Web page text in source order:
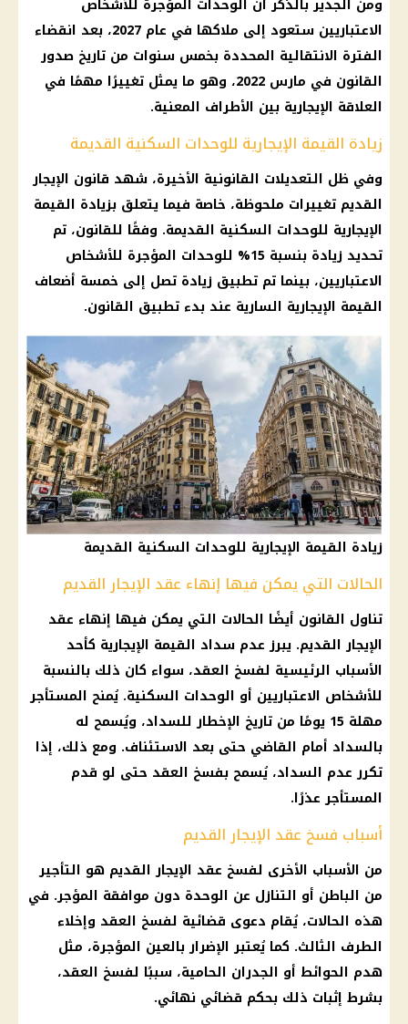
ومن الجدير بالذكر أن الوحدات المؤجرة للأشخاص
الاعتباريين ستعود إلى ملاكها في عام 2027، بعد انقضاء
الفترة الانتقالية المحددة بخمس سنوات من تاريخ صدور
القانون في مارس 2022، وهو ما يمثل تغييرًا مهمًا في
العلاقة الإيجارية بين الأطراف المعنية.
زيادة القيمة الإيجارية للوحدات السكنية القديمة
وفي ظل التعديلات القانونية الأخيرة، شهد قانون الإيجار
القديم تغييرات ملحوظة، خاصة فيما يتعلق بزيادة القيمة
الإيجارية للوحدات السكنية القديمة. وفقًا للقانون، تم
تحديد زيادة بنسبة 15% للوحدات المؤجرة للأشخاص
الاعتباريين، بينما تم تطبيق زيادة تصل إلى خمسة أضعاف
القيمة الإيجارية السارية عند بدء تطبيق القانون.
زيادة القيمة الإيجارية للوحدات السكنية القديمة
الحالات التي يمكن فيها إنهاء عقد الإيجار القديم
تناول القانون أيضًا الحالات التي يمكن فيها إنهاء عقد
الإيجار القديم. يبرز عدم سداد القيمة الإيجارية كأحد
الأسباب الرئيسية لفسخ العقد، سواء كان ذلك بالنسبة
للأشخاص الاعتباريين أو الوحدات السكنية. يُمنح المستأجر
مهلة 15 يومًا من تاريخ الإخطار للسداد، ويُسمح له
بالسداد أمام القاضي حتى بعد الاستئناف. ومع ذلك، إذا
تكرر عدم السداد، يُسمح بفسخ العقد حتى لو قدم
المستأجرعذرًا.
أسباب فسخ عقد الإيجار القديم
من الأسباب الأخرى لفسخ عقد الإيجار القديم هو التأجير
من الباطن أو التنازل عن الوحدة دون موافقة المؤجر. في
هذه الحالات، يُقام دعوى قضائية لفسخ العقد وإخلاء
الطرف الثالث. كما يُعتبر الإضرار بالعين المؤجرة، مثل
هدم الحوائط أو الجدران الحامية، سببًا لفسخ العقد،
بشرط إثبات ذلك بحكم قضائي نهائي.